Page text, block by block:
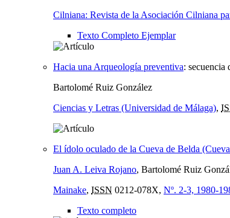
Cilniana: Revista de la Asociación Cilniana
Texto Completo Ejemplar
Hacia una Arqueología preventiva: secuencia
Bartolomé Ruiz González
Ciencias y Letras (Universidad de Málaga),
El ídolo oculado de la Cueva de Belda
Juan A. Leiva Rojano, Bartolomé Ruiz
Mainake, ISSN 0212-078X, Nº. 2-3, 1980-
Texto completo